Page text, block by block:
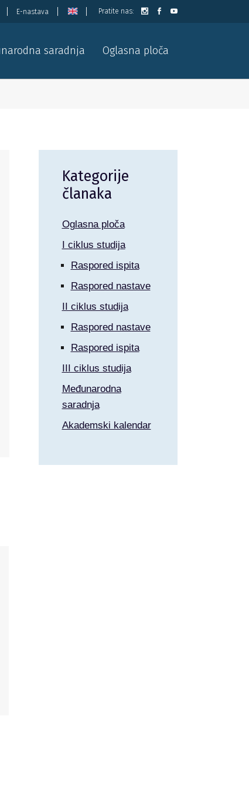
E-nastava Pratite nas:
saradnja Oglasna ploča
Kategorije
članaka
Oglasna ploča
I ciklus studija
Raspored ispita
Raspored nastave
II ciklus studija
Raspored nastave
Raspored ispita
III ciklus studija
Međunarodna
saradnja
Akademski kalendar